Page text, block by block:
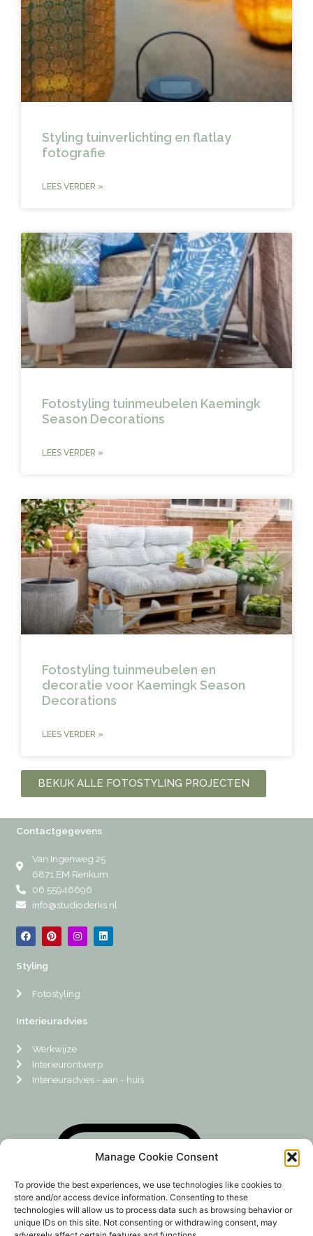
Manage Cookie Consent
To provide the best experiences, we use technologies like cookies to
store and/or access device information. Consenting to these
technologies will allow us to process data such as browsing behavior or
unique IDs on this site. Not consenting or withdrawing consent, may
Styling tuinverlichting en flatlay
fotografie
LEES VERDER »
Fotostyling tuinmeubelen Kaemingk
Season Decorations
LEES VERDER »
Fotostyling tuinmeubelen en
decoratie voor Kaemingk Season
Decorations
LEES VERDER »
BEKIJK ALLE FOTOSTYLING PROJECTEN
Interieuradvies
Werkwijze
Interieurontwerp
Interieuradvies - aan - huis
Styling
Fotostyling
Contactgegevens
Van Ingenweg 25
6871 EM Renkum
06 55946696
info@studioderks.nl
F
a
c
b
P
i
n
s
I
n
s
a
L
i
n